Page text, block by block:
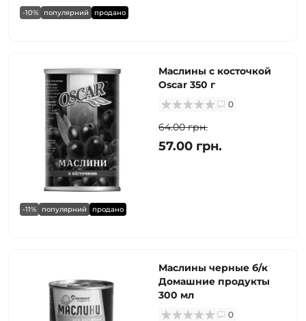
-10% популярний продано
-11% популярний продано
Маслины с косточкой
Oscar 350 г
0
64.00 грн.
57.00 грн.
Маслины черные б/к
Домашние продукты
300 мл
0